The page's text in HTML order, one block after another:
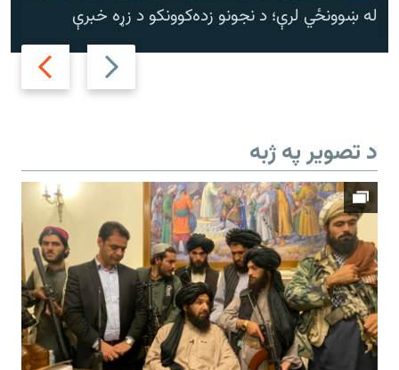
Previous
slide
Next
slide
له ښوونځي لرې؛ د نجونو زده‌کوونکو د زړه خبرې
د تصویر په ژبه